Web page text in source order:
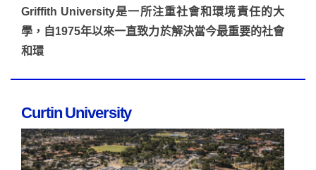
Griffith University是一所注重社會和環境責任的大
學，自1975年以來一直致力於解決當今最重要的社會
和環
Curtin University